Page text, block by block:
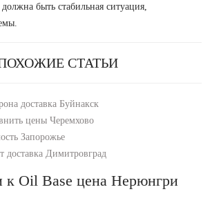
быть стабильная ситуация,
СТАТЬИ
доставка Буйнакск
цены Черемхово
Запорожье
доставка Димитровград
к Oil Base цена Нерюнгри